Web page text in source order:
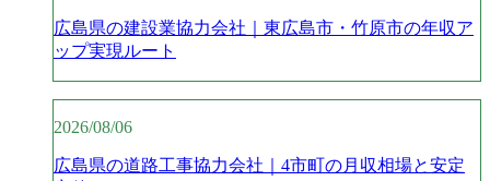
広島県の建設業協力会社｜東広島市・竹原市の年収ア
ップ実現ルート
2026/08/06
広島県の道路工事協力会社｜4市町の月収相場と安定